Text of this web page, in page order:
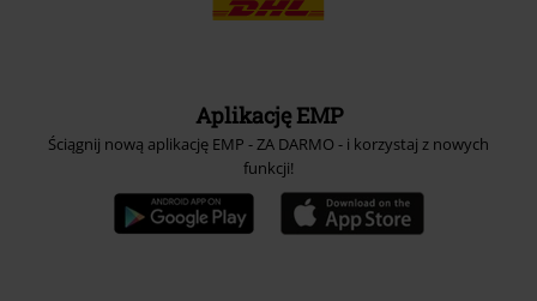
Aplikację EMP
Ściągnij nową aplikację EMP - ZA DARMO - i korzystaj z nowych
funkcji!